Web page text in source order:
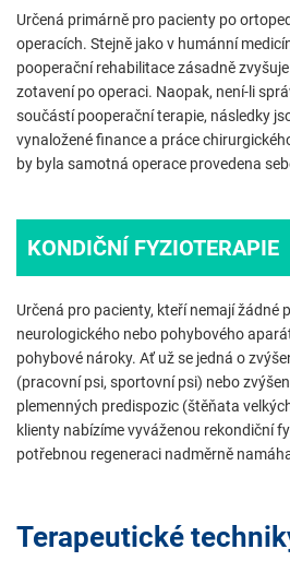
Určená primárně pro pacienty po
operacích. Stejně jako v humánní
pooperační rehabilitace zásadně
zotavení po operaci. Naopak, není-li
součástí pooperační terapie, následky
vynaložené finance a práce
by byla samotná operace provedena
KONDIČNÍ FYZIOTERAPIE
Určená pro pacienty, kteří nemají žádné
neurologického nebo pohybového
pohybové nároky. Ať už se jedná o
(pracovní psi, sportovní psi) nebo
plemenných predispozic (štěňata
klienty nabízíme vyváženou rekondiční
potřebnou regeneraci nadměrně
Terapeutické